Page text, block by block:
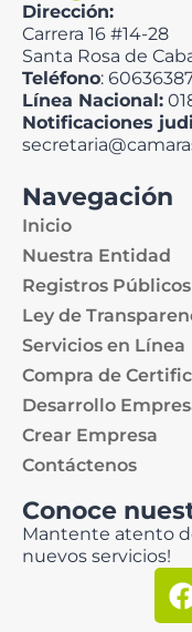
Dirección:
Carrera 16 #14-28
Santa Rosa de
Teléfono:
Línea Nacional:
Notificaciones
Navegación
Inicio
Nuestra Entidad
Registros Públicos
Ley de
Servicios en Línea
Compra de
Desarrollo
Crear Empresa
Contáctenos
Conoce
Mantente atento
nuevos servicios!